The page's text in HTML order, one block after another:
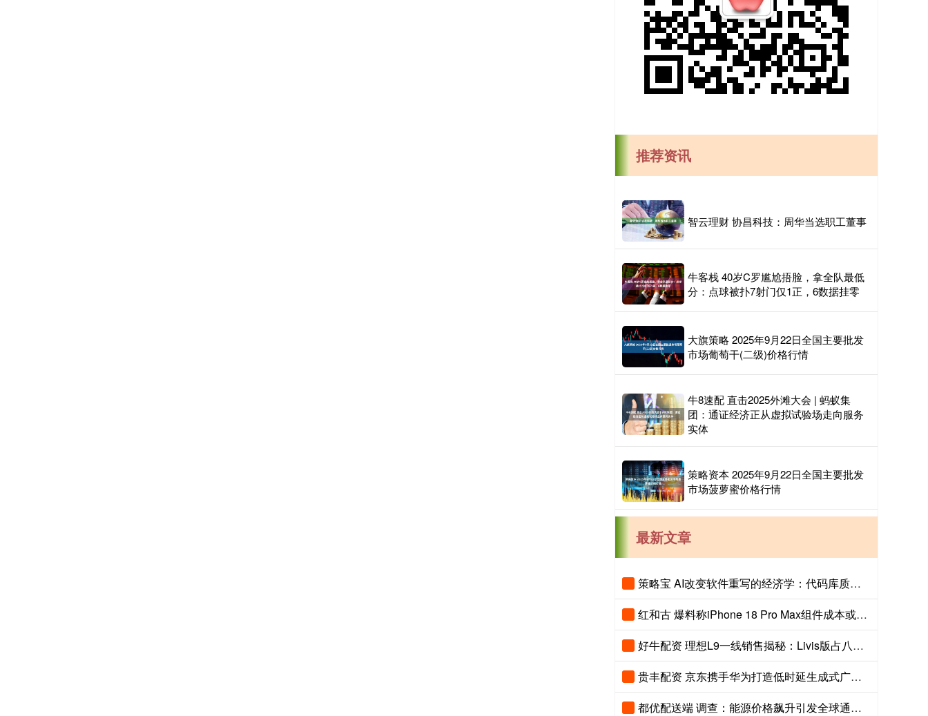
推荐资讯
智云理财 协昌科技：周华当选职工董事
牛客栈 40岁C罗尴尬捂脸，拿全队最低
分：点球被扑7射门仅1正，6数据挂零
大旗策略 2025年9月22日全国主要批发
市场葡萄干(二级)价格行情
牛8速配 直击2025外滩大会 | 蚂蚁集
团：通证经济正从虚拟试验场走向服务
实体
策略资本 2025年9月22日全国主要批发
市场菠萝蜜价格行情
最新文章
策略宝 AI改变软件重写的经济学：代码库质量决定输出上限
红和古 爆料称iPhone 18 Pro Max组件成本或增近300美元
好牛配资 理想L9一线销售揭秘：Livis版占八成 双拼色成“标配”
贵丰配资 京东携手华为打造低时延生成式广告解决方案 基于鲲鹏超节点
都优配送端 调查：能源价格飙升引发全球通胀担忧 但通胀水平仍相对温和